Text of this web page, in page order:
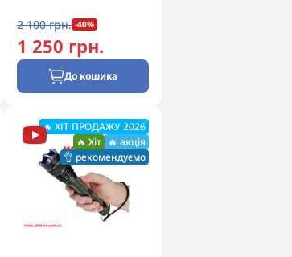
2 100 грн. -40%
1 250 грн.
До кошика
🔥 ХІТ ПРОДАЖУ 2026
🔥 Хіт 🔥 акція
👌 рекомендуємо